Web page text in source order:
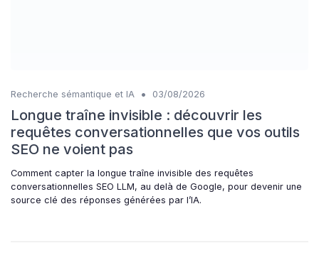
Recherche sémantique et IA • 03/08/2026
Longue traîne invisible : découvrir les
requêtes conversationnelles que vos outils
SEO ne voient pas
Comment capter la longue traîne invisible des requêtes
conversationnelles SEO LLM, au delà de Google, pour devenir une
source clé des réponses générées par l’IA.